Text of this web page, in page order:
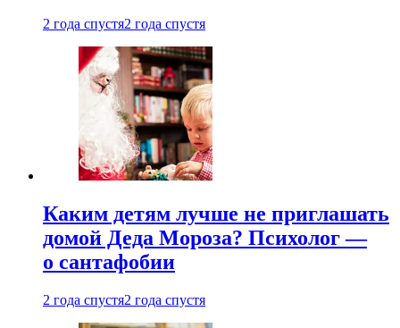
2 года спустя2 года спустя
Каким детям лучше не приглашать
домой Деда Мороза? Психолог —
о сантафобии
2 года спустя2 года спустя